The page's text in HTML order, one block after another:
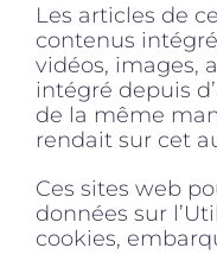
Les articles de
contenus
vidéos, images,
intégré depuis
de la même
rendait sur cet
Ces sites web
données sur
cookies,